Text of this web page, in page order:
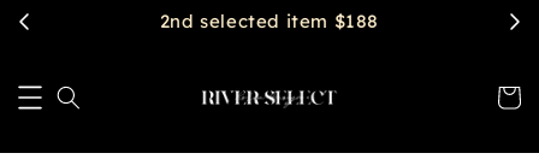
2nd selected item $188